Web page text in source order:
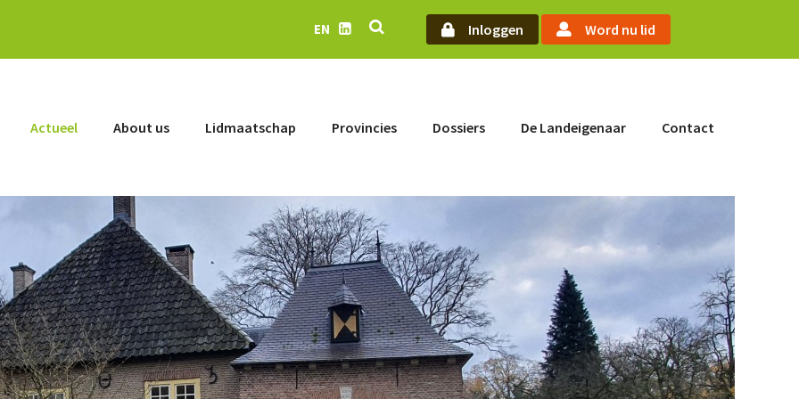
EN
Inloggen Word nu lid
Actueel About us Lidmaatschap Provincies Dossiers De Landeigenaar Contact
Home
Actueel
Nieuws